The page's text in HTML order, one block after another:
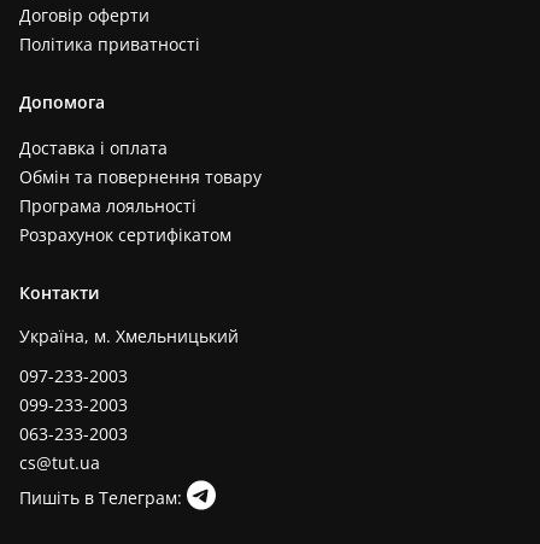
Договір оферти
Політика приватності
Допомога
Доставка і оплата
Обмін та повернення товару
Програма лояльності
Розрахунок сертифікатом
Контакти
Україна, м. Хмельницький
097-233-2003
099-233-2003
063-233-2003
cs@tut.ua
Пишіть в Телеграм: